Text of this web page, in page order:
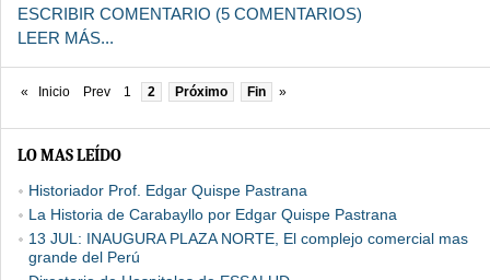
ESCRIBIR COMENTARIO (5 COMENTARIOS)
LEER MÁS...
« Inicio Prev 1 2 Próximo Fin »
LO MAS LEÍDO
Historiador Prof. Edgar Quispe Pastrana
La Historia de Carabayllo por Edgar Quispe Pastrana
13 JUL: INAUGURA PLAZA NORTE, El complejo comercial mas
grande del Perú